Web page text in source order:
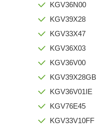
KGV36N00
KGV39X28
KGV33X47
KGV36X03
KGV36V00
KGV39X28GB
KGV36V01IE
KGV76E45
KGV33V10FF